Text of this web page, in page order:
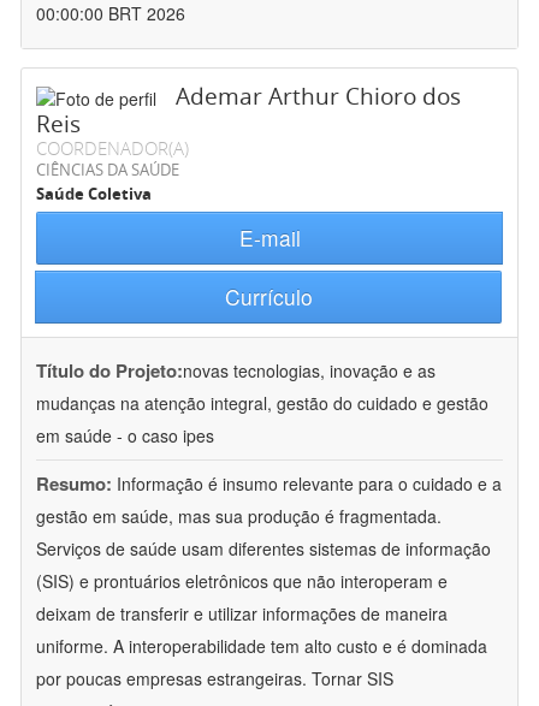
00:00:00 BRT 2026
Ademar Arthur Chioro dos
Reis
COORDENADOR(A)
CIÊNCIAS DA SAÚDE
Saúde Coletiva
E-mail
Currículo
Título do Projeto:novas tecnologias, inovação e as
mudanças na atenção integral, gestão do cuidado e gestão
em saúde - o caso ipes
Resumo: Informação é insumo relevante para o cuidado e a
gestão em saúde, mas sua produção é fragmentada.
Serviços de saúde usam diferentes sistemas de informação
(SIS) e prontuários eletrônicos que não interoperam e
deixam de transferir e utilizar informações de maneira
uniforme. A interoperabilidade tem alto custo e é dominada
por poucas empresas estrangeiras. Tornar SIS